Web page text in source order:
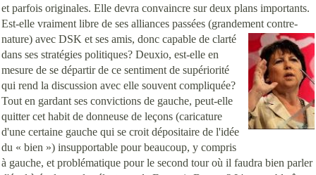
et parfois originales. Elle devra convaincre sur deux plans importants.
Est-elle vraiment libre de ses alliances passées (grandement contre-
nature) avec DSK et ses amis, donc capable de clarté
dans ses stratégies politiques? Deuxio, est-elle en
mesure de se départir de ce sentiment de supériorité
qui rend la discussion avec elle souvent compliquée?
Tout en gardant ses convictions de gauche, peut-elle
quitter cet habit de donneuse de leçons (caricature
d'une certaine gauche qui se croit dépositaire de l'idée
du « bien ») insupportable pour beaucoup, y compris
à gauche, et problématique pour le second tour où il faudra bien parler